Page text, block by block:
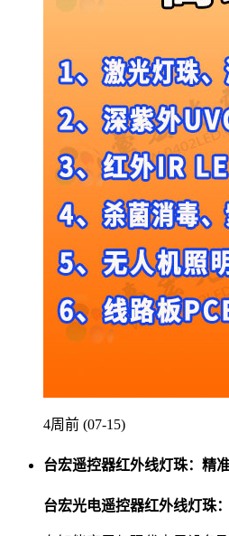
4周前 (07-15)
台宏遥控器红外线灯珠：精
台宏光电遥控器红外线灯珠